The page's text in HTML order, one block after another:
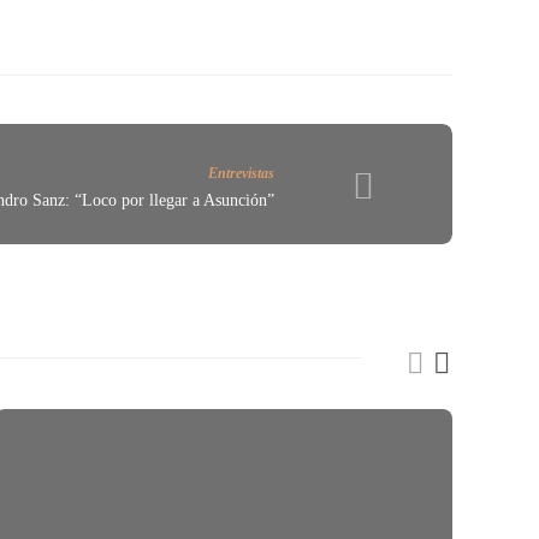
Entrevistas
Sanz: “Loco por llegar a Asunción”